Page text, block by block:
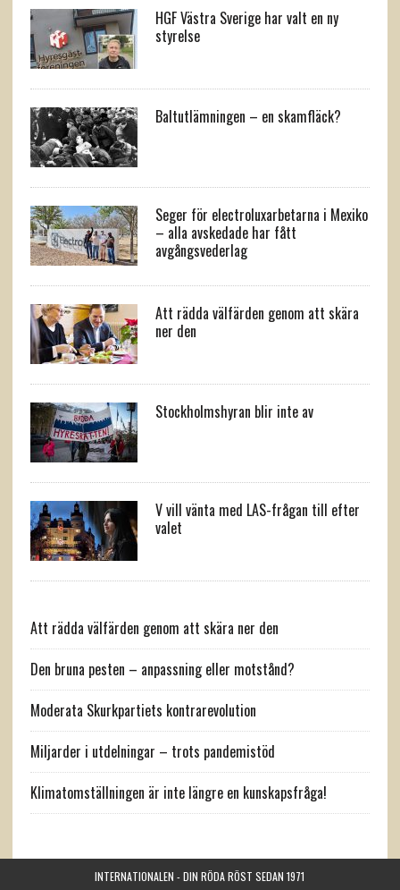
HGF Västra Sverige har valt en ny
styrelse
Baltutlämningen – en skamfläck?
Seger för electroluxarbetarna i Mexiko
– alla avskedade har fått
avgångsvederlag
Att rädda välfärden genom att skära
ner den
Stockholmshyran blir inte av
V vill vänta med LAS-frågan till efter
valet
Att rädda välfärden genom att skära ner den
Den bruna pesten – anpassning eller motstånd?
Moderata Skurkpartiets kontrarevolution
Miljarder i utdelningar – trots pandemistöd
Klimatomställningen är inte längre en kunskapsfråga!
INTERNATIONALEN - DIN RÖDA RÖST SEDAN 1971